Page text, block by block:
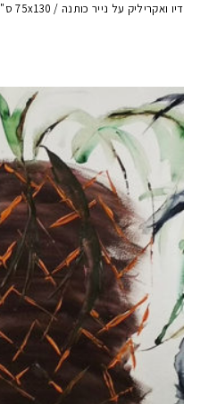
דיו ואקריליק על נייר כותנה / 75x130 ס"מ, 2020